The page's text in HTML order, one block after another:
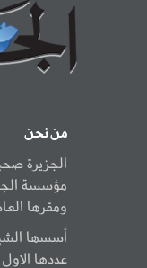
من نحن
الجزيرة
مؤسسة
ومقرها
أسسها
عددها